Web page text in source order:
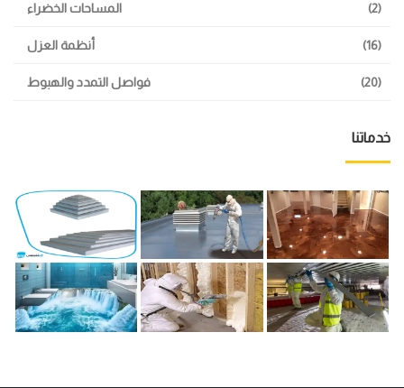
المساحات الخضراء (2)
أنظمة العزل (16)
فواصل التمدد والهبوط (20)
خدماتنا